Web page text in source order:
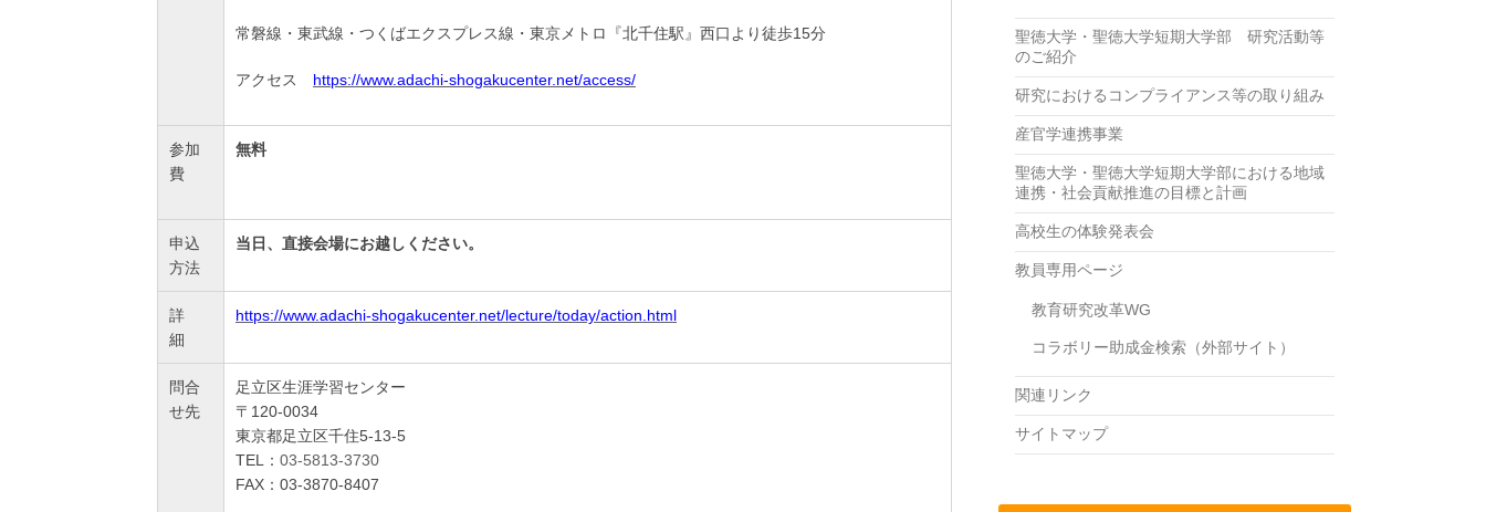
常磐線・東武線・つくばエクスプレス線・東京メトロ『北千住駅』西口より徒歩15分
アクセス https://www.adachi-shogakucenter.net/access/
参加
費
無料
申込
方法
当日、直接会場にお越しください。
詳
細
https://www.adachi-shogakucenter.net/lecture/today/action.html
問合
せ先
足立区生涯学習センター
〒120-0034
東京都足立区千住5-13-5
TEL： 03-5813-3730
FAX：03-3870-8407
聖徳大学・聖徳大学短期大学部 研究活動等
のご紹介
研究におけるコンプライアンス等の取り組み
産官学連携事業
聖徳大学・聖徳大学短期大学部における地域
連携・社会貢献推進の目標と計画
高校生の体験発表会
教員専用ページ
教育研究改革WG
コラボリー助成金検索（外部サイト）
関連リンク
サイトマップ